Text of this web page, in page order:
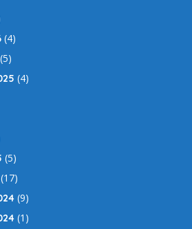
(4)
(5)
(4)
(5)
(17)
(9)
(1)